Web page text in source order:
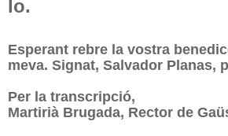
lo.
Esperant rebre la vostra
meva. Signat, Salvador Planas,
Per la transcripció,
Martirià Brugada, Rector de